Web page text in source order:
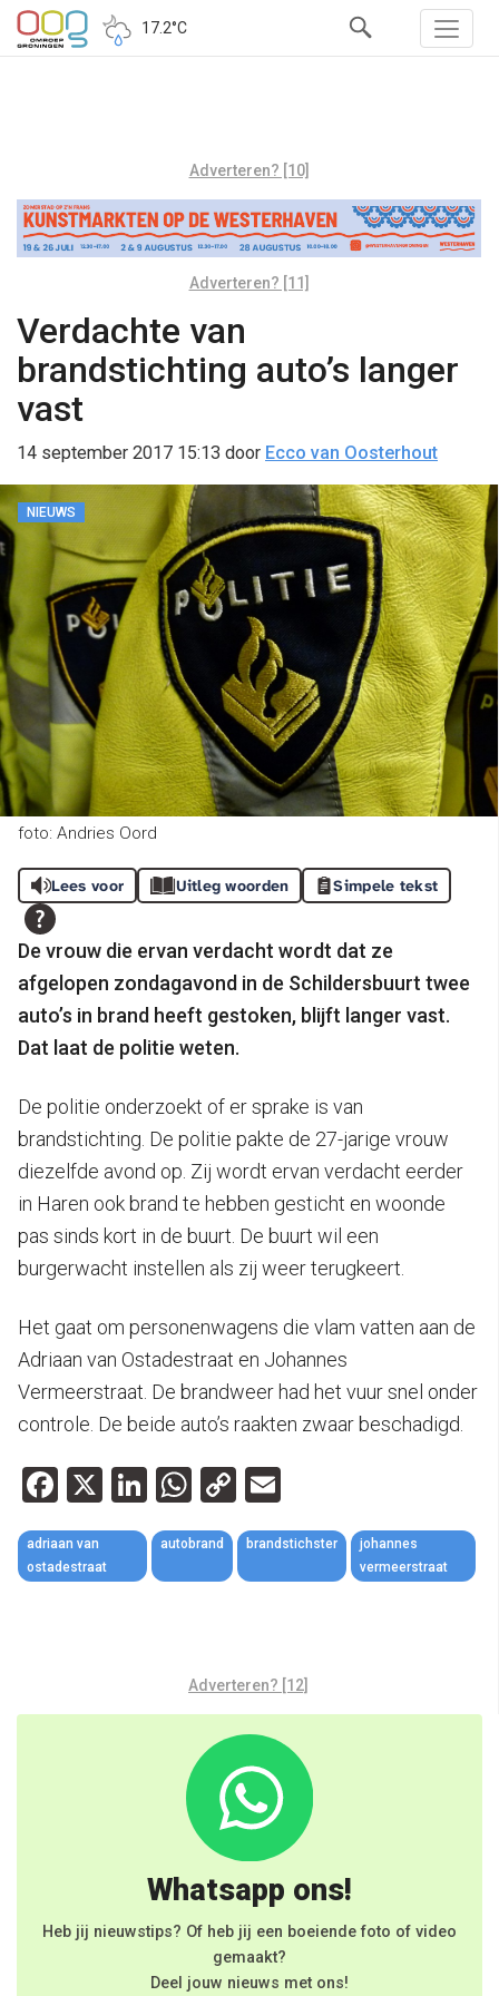
17.2°C
Adverteren? [10]
Adverteren? [11]
Verdachte van
brandstichting auto’s langer
vast
14 september 2017 15:13 door Ecco van Oosterhout
NIEUWS
foto: Andries Oord
Lees voor Uitleg woorden Simpele tekst
De vrouw die ervan verdacht wordt dat ze
afgelopen zondagavond in de Schildersbuurt twee
auto’s in brand heeft gestoken, blijft langer vast.
Dat laat de politie weten.
De politie onderzoekt of er sprake is van
brandstichting. De politie pakte de 27-jarige vrouw
diezelfde avond op. Zij wordt ervan verdacht eerder
in Haren ook brand te hebben gesticht en woonde
pas sinds kort in de buurt. De buurt wil een
burgerwacht instellen als zij weer terugkeert.
Het gaat om personenwagens die vlam vatten aan de
Adriaan van Ostadestraat en Johannes
Vermeerstraat. De brandweer had het vuur snel onder
controle. De beide auto’s raakten zwaar beschadigd.
Facebook
X LinkedIn
WhatsApp
Copy
Link
adriaan van
ostadestraat
autobrand brandstichster
johannes
vermeerstraat
Adverteren? [12]
Whatsapp ons!
Heb jij nieuwstips? Of heb jij een boeiende foto of video
gemaakt?
Deel jouw nieuws met ons!